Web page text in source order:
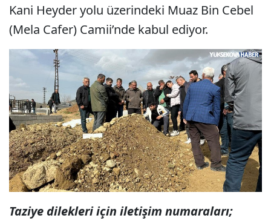
Kani Heyder yolu üzerindeki Muaz Bin Cebel
(Mela Cafer) Camii’nde kabul ediyor.
Taziye dilekleri için iletişim numaraları;